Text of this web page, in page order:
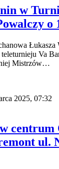
w
o
Łukasza
Va
Mistrzów…
2025, 07:32
centrum
ul.